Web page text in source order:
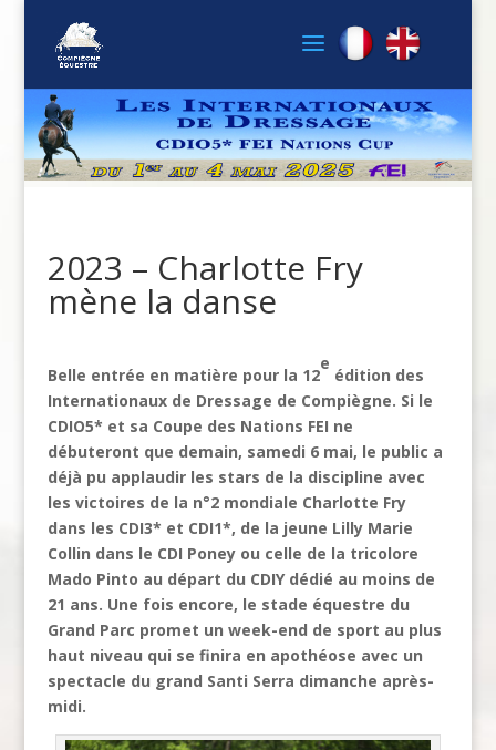
2023 – Charlotte Fry
mène la danse
Belle entrée en matière pour la 12
e
édition des
Internationaux de Dressage de Compiègne. Si le
CDIO5* et sa Coupe des Nations FEI ne
débuteront que demain, samedi 6 mai, le public a
déjà pu applaudir les stars de la discipline avec
les victoires de la n°2 mondiale Charlotte Fry
dans les CDI3* et CDI1*, de la jeune Lilly Marie
Collin dans le CDI Poney ou celle de la tricolore
Mado Pinto au départ du CDIY dédié au moins de
21 ans. Une fois encore, le stade équestre du
Grand Parc promet un week-end de sport au plus
haut niveau qui se finira en apothéose avec un
spectacle du grand Santi Serra dimanche après-
midi.